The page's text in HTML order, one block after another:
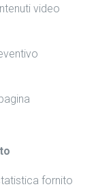
video
fornito